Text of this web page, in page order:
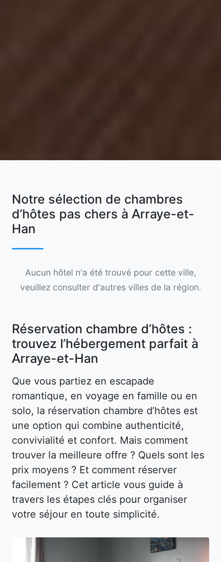
Notre sélection de chambres
d’hôtes pas chers à Arraye-et-
Han
Aucun hôtel n'a été trouvé pour cette ville,
veuillez consulter d'autres villes de la région.
Réservation chambre d’hôtes :
trouvez l’hébergement parfait à
Arraye-et-Han
Que vous partiez en escapade
romantique, en voyage en famille ou en
solo, la réservation chambre d’hôtes est
une option qui combine authenticité,
convivialité et confort. Mais comment
trouver la meilleure offre ? Quels sont les
prix moyens ? Et comment réserver
facilement ? Cet article vous guide à
travers les étapes clés pour organiser
votre séjour en toute simplicité.